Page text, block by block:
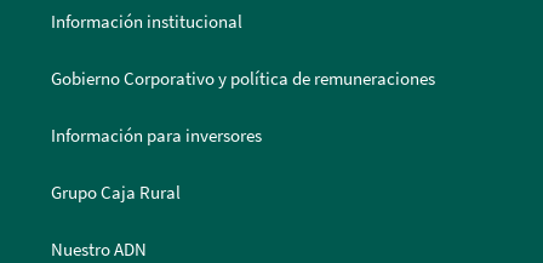
Información institucional
Gobierno Corporativo y política de remuneraciones
Información para inversores
Grupo Caja Rural
Nuestro ADN